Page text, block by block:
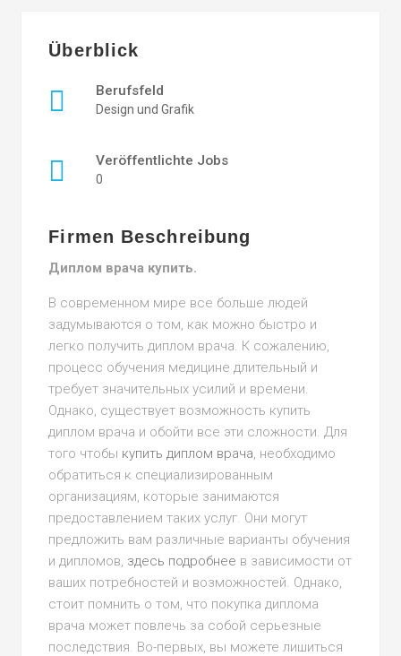
Überblick
Berufsfeld
Design und Grafik
Veröffentlichte Jobs
0
Firmen Beschreibung
Диплом врача купить.
В современном мире все больше людей
задумываются о том, как можно быстро и
легко получить диплом врача. К сожалению,
процесс обучения медицине длительный и
требует значительных усилий и времени.
Однако, существует возможность купить
диплом врача и обойти все эти сложности. Для
того чтобы купить диплом врача, необходимо
обратиться к специализированным
организациям, которые занимаются
предоставлением таких услуг. Они могут
предложить вам различные варианты обучения
и дипломов, здесь подробнее в зависимости от
ваших потребностей и возможностей. Однако,
стоит помнить о том, что покупка диплома
врача может повлечь за собой серьезные
последствия. Во-первых, вы можете лишиться